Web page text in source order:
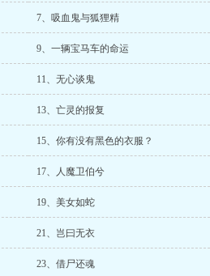
7、吸血鬼与狐狸精
9、一辆宝马车的命运
11、无心谈鬼
13、亡灵的报复
15、你有没有黑色的衣服？
17、人魔卫伯兮
19、美女如蛇
21、岂曰无衣
23、借尸还魂